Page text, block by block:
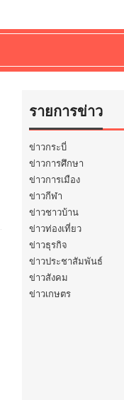
รายการข่าว
ข่าวกระบี่
ข่าวการศึกษา
ข่าวการเมือง
ข่าวกีฬา
ข่าวชาวบ้าน
ข่าวท่องเที่ยว
ข่าวธุรกิจ
ข่าวประชาสัมพันธ์
ข่าวสังคม
ข่าวเกษตร